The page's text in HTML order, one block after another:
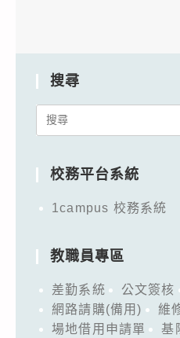
搜尋
Search
校務平台系統
1campus 校務系統
教職員專區
差勤系統 公文簽核
網路請購(備用)
維
場地借用申請單
基